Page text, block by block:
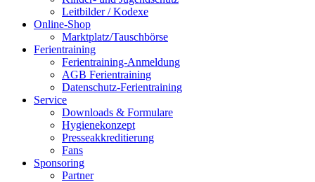
Leitbilder / Kodexe
Online-Shop
Marktplatz/Tauschbörse
Ferientraining
Ferientraining-Anmeldung
AGB Ferientraining
Datenschutz-Ferientraining
Service
Downloads & Formulare
Hygienekonzept
Presseakkreditierung
Fans
Sponsoring
Partner